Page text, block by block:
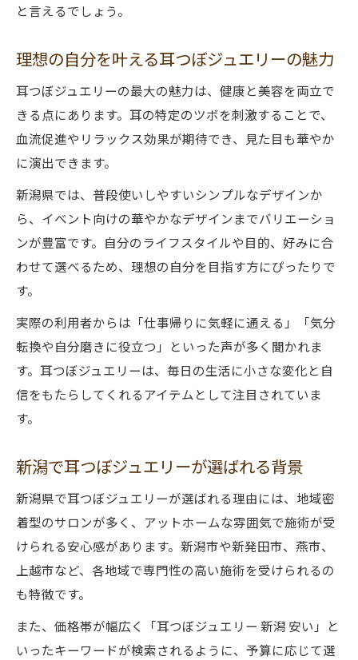
と言えるでしょう。
理想の自分を叶える耳つぼジュエリーの魅力
耳つぼジュエリーの最大の魅力は、健康と美容を両立で
きる点にあります。耳の特定のツボを刺激することで、
血流促進やリラックス効果が期待でき、見た目も華やか
に演出できます。
新潟県では、普段使いしやすいシンプルなデザインか
ら、イベント向けの華やかなデザインまでバリエーショ
ンが豊富です。自分のライフスタイルや目的、好みに合
わせて選べるため、理想の自分を目指す方にぴったりで
す。
実際の利用者からは「仕事帰りに気軽に通える」「気分
転換や自分磨きに役立つ」といった声が多く聞かれま
す。耳つぼジュエリーは、毎日の生活に小さな変化と自
信をもたらしてくれるアイテムとして注目されていま
す。
新潟で耳つぼジュエリーが選ばれる背景
新潟県で耳つぼジュエリーが選ばれる理由には、地域密
着型のサロンが多く、アットホームな雰囲気で施術が受
けられる安心感があります。新潟市や新発田市、燕市、
上越市など、各地域で専門性の高い施術を受けられるの
も特徴です。
また、価格帯が幅広く「耳つぼジュエリー 新潟 安い」と
いったキーワードが検索されるように、予算に応じて選